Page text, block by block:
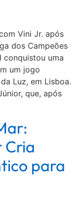
Vini Jr. após
dos Campeões
conquistou uma
um jogo
Luz, em Lisboa.
que, após
Cria
para